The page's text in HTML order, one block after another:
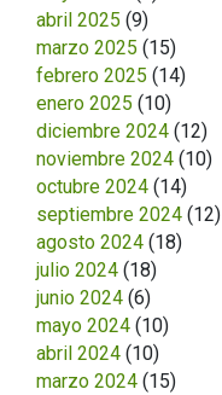
abril 2025 (9)
marzo 2025 (15)
febrero 2025 (14)
enero 2025 (10)
diciembre 2024 (12)
noviembre 2024 (10)
octubre 2024 (14)
septiembre 2024 (12)
agosto 2024 (18)
julio 2024 (18)
junio 2024 (6)
mayo 2024 (10)
abril 2024 (10)
marzo 2024 (15)